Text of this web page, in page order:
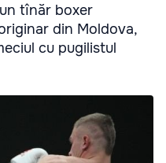
tînăr boxer
din Moldova,
cu pugilistul